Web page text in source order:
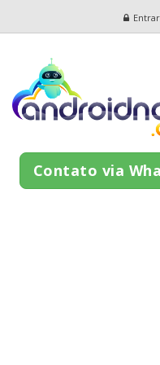
Entrar
Contato via